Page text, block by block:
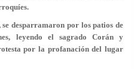
desparramaron por los patios de
leyendo el sagrado Corán y
por la profanación del lugar